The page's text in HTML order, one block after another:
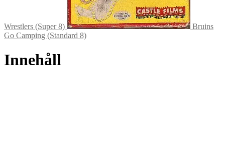
Wrestlers (Super 8)
Bruins
Go Camping (Standard 8)
Innehåll